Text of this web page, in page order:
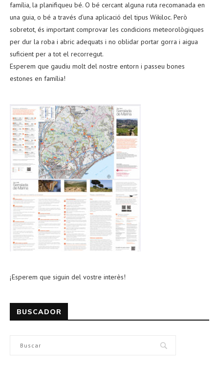
família, la planifiqueu bé. O bé cercant alguna ruta recomanada en
una guia, o bé a través d’una aplicació del tipus Wikiloc. Però
sobretot, és important comprovar les condicions meteorològiques
per dur la roba i abric adequats i no oblidar portar gorra i aigua
suficient per a tot el recorregut.
Esperem que gaudiu molt del nostre entorn i passeu bones
estones en família!
¡Esperem que siguin del vostre interès!
BUSCADOR